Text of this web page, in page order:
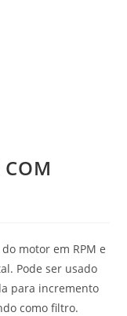
COM
motor em RPM e
Pode ser usado
para incremento
como filtro.